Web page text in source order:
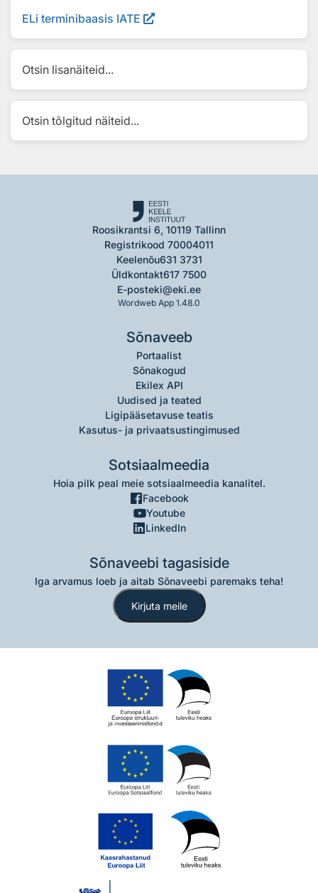
ELi terminibaasis IATE
Otsin lisanäiteid...
Otsin tõlgitud näiteid...
Roosikrantsi 6, 10119 Tallinn
Registrikood 70004011
Keelenõu631 3731
Üldkontakt617 7500
E-posteki@eki.ee
Wordweb App 1.48.0
Sõnaveeb
Portaalist
Sõnakogud
Ekilex API
Uudised ja teated
Ligipääsetavuse teatis
Kasutus- ja privaatsustingimused
Sotsiaalmeedia
Hoia pilk peal meie sotsiaalmeedia kanalitel.
Facebook
Youtube
LinkedIn
Sõnaveebi tagasiside
Iga arvamus loeb ja aitab Sõnaveebi paremaks teha!
Kirjuta meile